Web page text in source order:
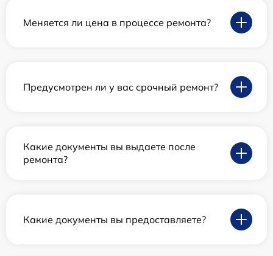
Меняется ли цена в процессе ремонта?
Предусмотрен ли у вас срочный ремонт?
Какие документы вы выдаете после
ремонта?
Какие документы вы предоставляете?